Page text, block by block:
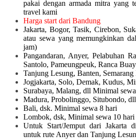
pakai dengan armada mitra yang
travel kami
Harga start dari Bandung
Jakarta, Bogor, Tasik, Cirebon,
atau sewa yang memungkinkan
jam)
Pangandaran, Anyer, Pelabuhan
Santolo, Pameungpeuk, Ranca
Tanjung Lesung, Banten,
Jogjakarta, Solo, Demak, Kudus,
Surabaya, Malang, dll Minimal
Madura, Probolinggo, Situbondo,
Bali, dsk. Minimal sewa 8 hari
Lombok, dsk, Minimal sewa 10 hari
Untuk Start/Jemput dari Jakarta
untuk rute Anyer dan Tanjung